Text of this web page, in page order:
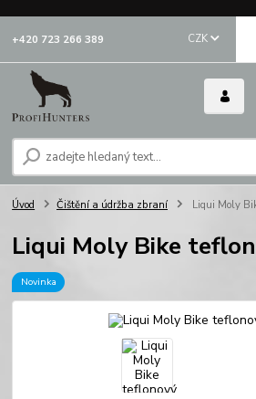
CZK
+420 723 266 389
Úvod Čištění a údržba zbraní Liqui Moly
Liqui Moly Bike
Novinka